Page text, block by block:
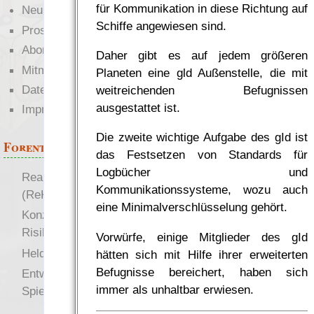
für Kommunikation in diese Richtung auf
Schiffe angewiesen sind.
Daher gibt es auf jedem größeren
Planeten eine gld Außenstelle, die mit
weitreichenden Befugnissen
ausgestattet ist.
Die zweite wichtige Aufgabe des gId ist
das Festsetzen von Standards für
Logbücher und
Kommunikationssysteme, wozu auch
eine Minimalverschlüsselung gehört.
Vorwürfe, einige Mitglieder des gId
hätten sich mit Hilfe ihrer erweiterten
Befugnisse bereichert, haben sich
immer als unhaltbar erwiesen.
Neuigkeiten
Prosa
Abonnieren
Mitmachen
Datenschutz
Impressum
Forenthemen
Realistische Kämpfe
(ReKa)
Konzept für Schwächen:
Risiko
Heldendokument
Entwicklung von
Spielwelten
more